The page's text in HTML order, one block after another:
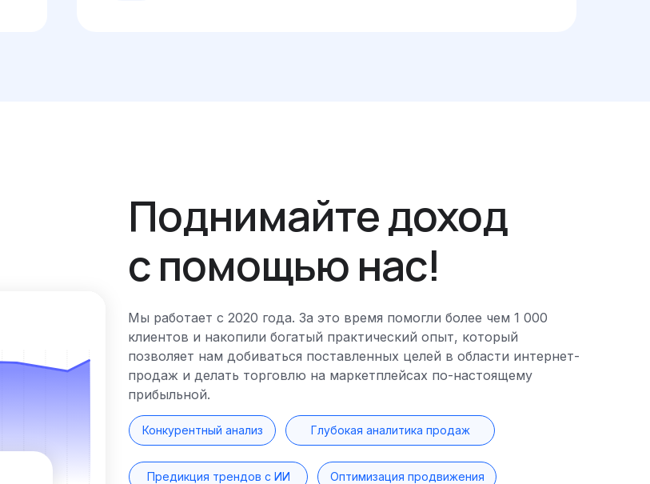
Поднимайте доход
с помощью нас!
Конкурентный анализ
Оптимизация продвижения
Глубокая аналитика продаж
Предикция трендов с ИИ
Мы работает с 2020 года. За это время помогли более чем 1 000
клиентов и накопили богатый практический опыт, который
позволяет нам добиваться поставленных целей в области интернет-
продаж и делать торговлю на маркетплейсах по-настоящему
прибыльной.